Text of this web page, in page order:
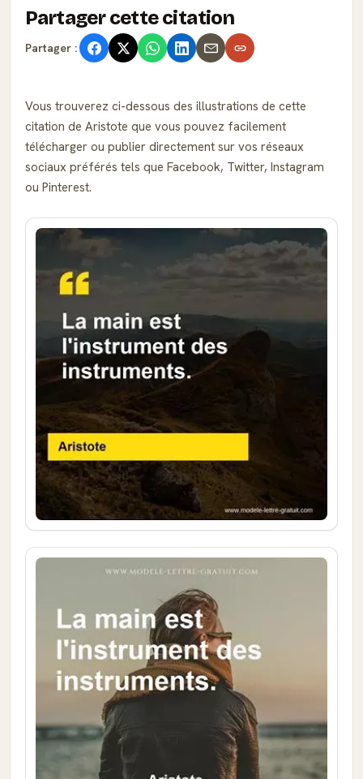
Partager cette citation
Partager :
Vous trouverez ci-dessous des illustrations de cette
citation de Aristote que vous pouvez facilement
télécharger ou publier directement sur vos réseaux
sociaux préférés tels que Facebook, Twitter, Instagram
ou Pinterest.